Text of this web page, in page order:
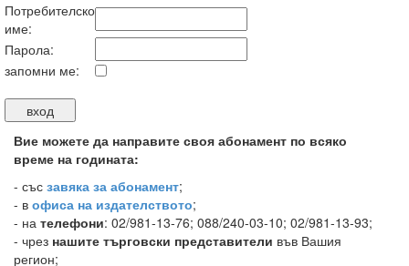
Потребителско
име:
Парола:
запомни ме:
Вие можете да направите своя абонамент по всяко
време на годината:
- със завяка за абонамент;
- в офиса на издателството;
- на телефони: 02/981-13-76; 088/240-03-10; 02/981-13-93;
- чрез нашите търговски представители във Вашия
регион;